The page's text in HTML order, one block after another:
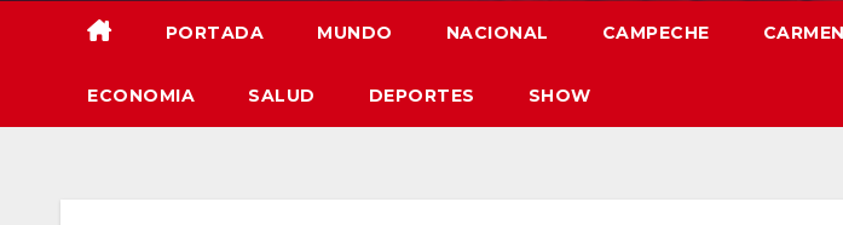
PORTADA MUNDO NACIONAL CAMPECHE CARMEN
ECONOMIA SALUD DEPORTES SHOW